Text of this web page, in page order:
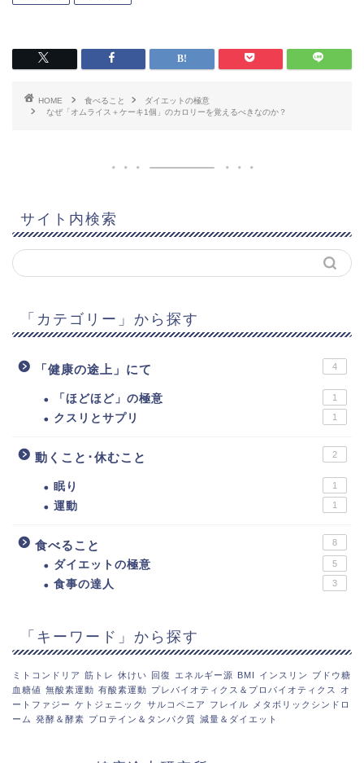
HOME 食べること
ダイエットの極意
なぜ「オムライス＋ケーキ1個」のカロリーを覚えるべきなのか？
サイト内検索
「カテゴリー」から探す
「健康の途上」にて 4
「ほどほど」の極意 1
クスリとサプリ 1
動くこと･休むこと 2
眠り 1
運動 1
食べること 8
ダイエットの極意 5
食事の達人 3
「キーワード」から探す
ミトコンドリア 筋トレ 休けい 回復 エネルギー源 BMI インスリン
ブドウ糖
血糖値 無酸素運動 有酸素運動 プレバイオティクス＆プロバイオティクス
オ
ートファジー ケトジェニック サルコペニア フレイル
メタボリックシンドロ
ーム 発酵＆酵素 プロテイン＆タンパク質 減量＆ダイエット